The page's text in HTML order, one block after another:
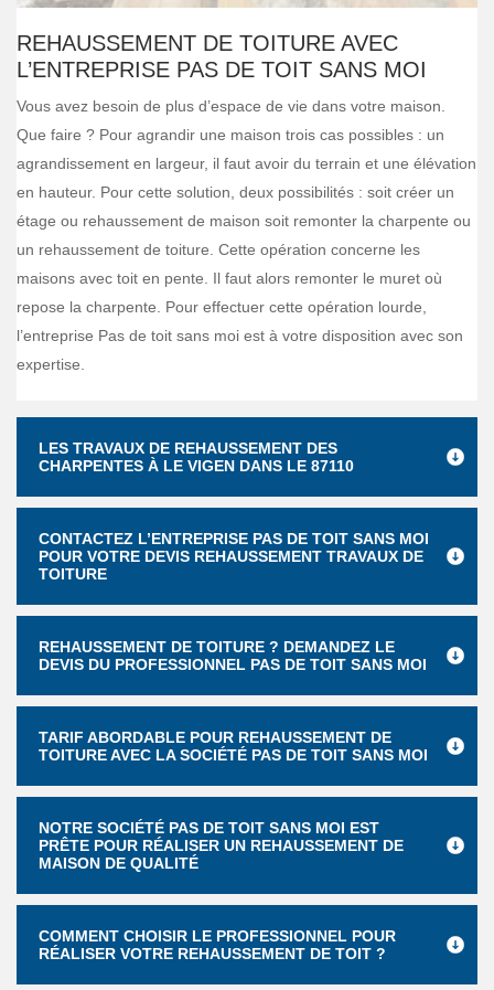
REHAUSSEMENT DE TOITURE AVEC
L’ENTREPRISE PAS DE TOIT SANS MOI
Vous avez besoin de plus d’espace de vie dans votre maison.
Que faire ? Pour agrandir une maison trois cas possibles : un
agrandissement en largeur, il faut avoir du terrain et une élévation
en hauteur. Pour cette solution, deux possibilités : soit créer un
étage ou rehaussement de maison soit remonter la charpente ou
un rehaussement de toiture. Cette opération concerne les
maisons avec toit en pente. Il faut alors remonter le muret où
repose la charpente. Pour effectuer cette opération lourde,
l’entreprise Pas de toit sans moi est à votre disposition avec son
expertise.
LES TRAVAUX DE REHAUSSEMENT DES
CHARPENTES À LE VIGEN DANS LE 87110
CONTACTEZ L’ENTREPRISE PAS DE TOIT SANS MOI
POUR VOTRE DEVIS REHAUSSEMENT TRAVAUX DE
TOITURE
REHAUSSEMENT DE TOITURE ? DEMANDEZ LE
DEVIS DU PROFESSIONNEL PAS DE TOIT SANS MOI
TARIF ABORDABLE POUR REHAUSSEMENT DE
TOITURE AVEC LA SOCIÉTÉ PAS DE TOIT SANS MOI
NOTRE SOCIÉTÉ PAS DE TOIT SANS MOI EST
PRÊTE POUR RÉALISER UN REHAUSSEMENT DE
MAISON DE QUALITÉ
COMMENT CHOISIR LE PROFESSIONNEL POUR
RÉALISER VOTRE REHAUSSEMENT DE TOIT ?